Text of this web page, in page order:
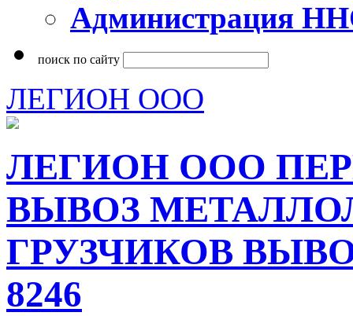
Администрация
поиск по сайту
ЛЕГИОН ООО
ЛЕГИОН ООО
ВЫВОЗ
ГРУЗЧИКОВ
8246